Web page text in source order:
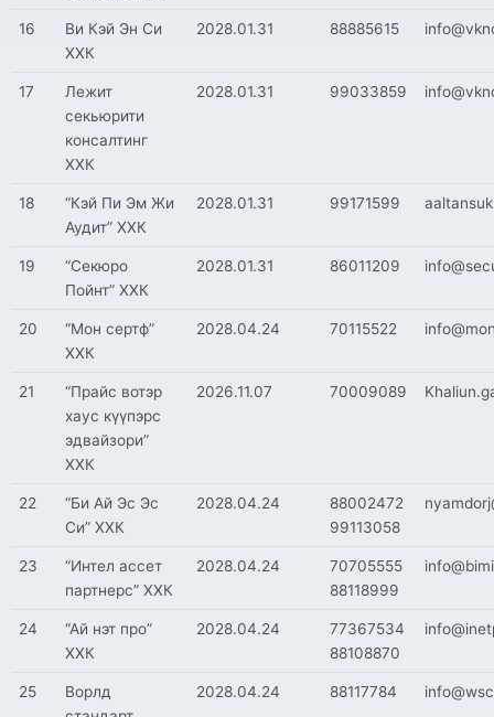
16
Ви Кэй Эн Си
ХХК
2028.01.31 88885615
17
Лежит
секьюрити
консалтинг
ХХК
2028.01.31 99033859
18
“Кэй Пи Эм Жи
Аудит” ХХК
2028.01.31 99171599
19
“Секюро
Пойнт” ХХК
2028.01.31 86011209
20
“Мон сертф”
ХХК
2028.04.24 70115522
21
“Прайс вотэр
хаус күүпэрс
эдвайзори”
ХХК
2026.11.07 70009089
22
“Би Ай Эс Эс
Си” ХХК
2028.04.24
88002472
99113058
23
“Интел ассет
партнерс” ХХК
2028.04.24
70705555
88118999
24
“Ай нэт про”
ХХК
2028.04.24
77367534
88108870
25
Ворлд
2028.04.24 88117784